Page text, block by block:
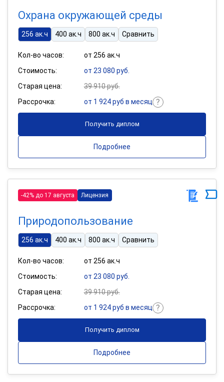
Охрана окружающей среды
256 ак.ч 400 ак.ч 800 ак.ч Сравнить
Кол-во часов:
от 256 ак.ч
Стоимость:
от 23 080 руб.
Старая цена:
39 910 руб.
Рассрочка:
от 1 924 руб в месяц
Получить диплом
Подробнее
-42% до 17 августа Лицензия
Природопользование
256 ак.ч 400 ак.ч 800 ак.ч Сравнить
Кол-во часов:
от 256 ак.ч
Стоимость:
от 23 080 руб.
Старая цена:
39 910 руб.
Рассрочка:
от 1 924 руб в месяц
Получить диплом
Подробнее